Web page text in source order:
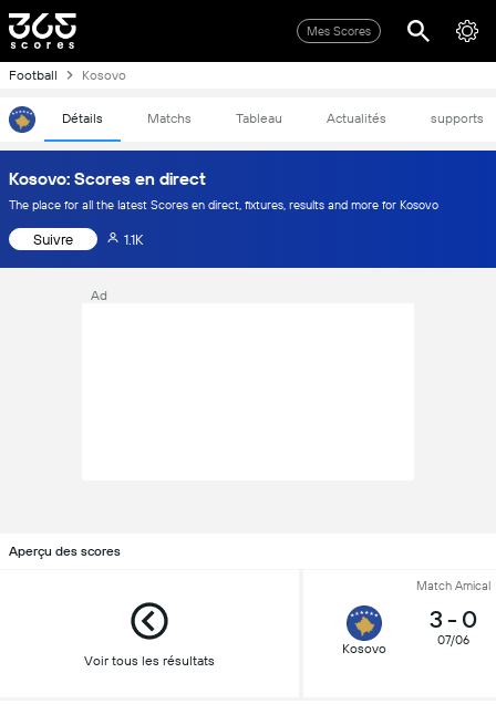
Mes Scores
Football Kosovo
Détails Matchs Tableau Actualités supports
Kosovo: Scores en direct
The place for all the latest Scores en direct, fixtures, results and more for Kosovo
Suivre 1.1K
Ad
Aperçu des scores
Voir tous les résultats
Match Amical
Kosovo
3 - 0
07/06